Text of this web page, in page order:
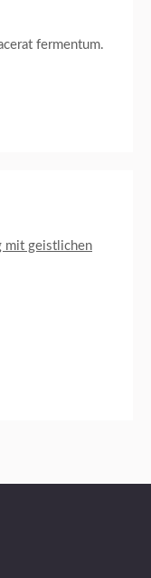
fermentum.
mit geistlichen